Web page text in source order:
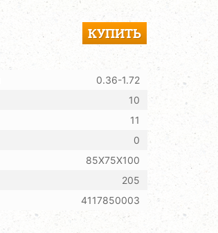
КУПИТЬ
0.36-1.72
10
11
0
85X75X100
205
4117850003